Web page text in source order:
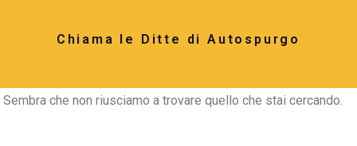
Chiama le Ditte di Autospurgo
Sembra che non riusciamo a trovare quello che stai cercando.